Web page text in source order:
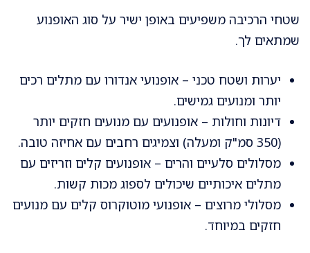
שטחי הרכיבה משפיעים באופן ישיר על סוג האופנוע
שמתאים לך.
יערות ושטח טכני – אופנועי אנדורו עם מתלים רכים
יותר ומנועים גמישים.
דיונות וחולות – אופנועים עם מנועים חזקים יותר
(350 סמ"ק ומעלה) וצמיגים רחבים עם אחיזה טובה.
מסלולים סלעיים והרים – אופנועים קלים וזריזים עם
מתלים איכותיים שיכולים לספוג מכות קשות.
מסלולי מרוצים – אופנועי מוטוקרוס קלים עם מנועים
חזקים במיוחד.